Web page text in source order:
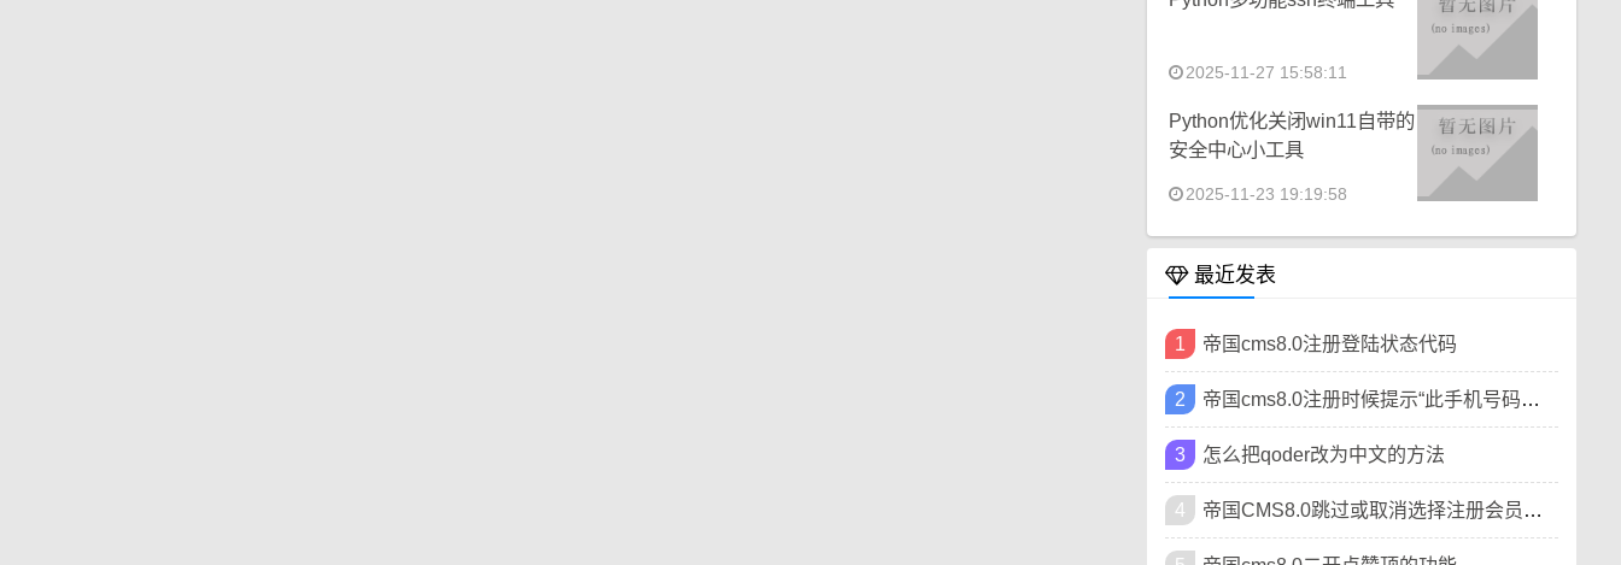
2025-11-27 15:58:11
Python优化关闭win11自带的
安全中心小工具
2025-11-23 19:19:58
最近发表
1 帝国cms8.0注册登陆状态代码
2 帝国cms8.0注册时候提示“此手机号码已被注册”
3 怎么把qoder改为中文的方法
4 帝国CMS8.0跳过或取消选择注册会员类型方法